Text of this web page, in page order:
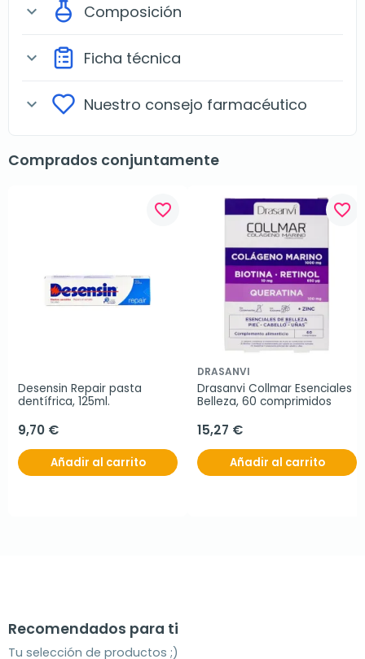
expand_more Composición
expand_more Ficha técnica
expand_more Nuestro consejo farmacéutico
Comprados conjuntamente
favorite_border
Desensin Repair pasta
dentífrica, 125ml.
9,70 €
Añadir al carrito
favorite_border
DRASANVI
Drasanvi Collmar Esenciales
Belleza, 60 comprimidos
15,27 €
Añadir al carrito
Recomendados para ti
Tu selección de productos ;)